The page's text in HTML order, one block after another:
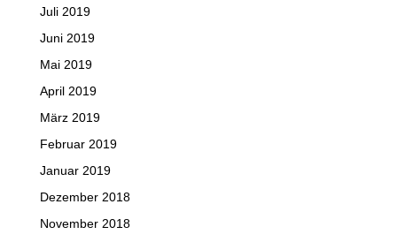
Juli 2019
Juni 2019
Mai 2019
April 2019
März 2019
Februar 2019
Januar 2019
Dezember 2018
November 2018